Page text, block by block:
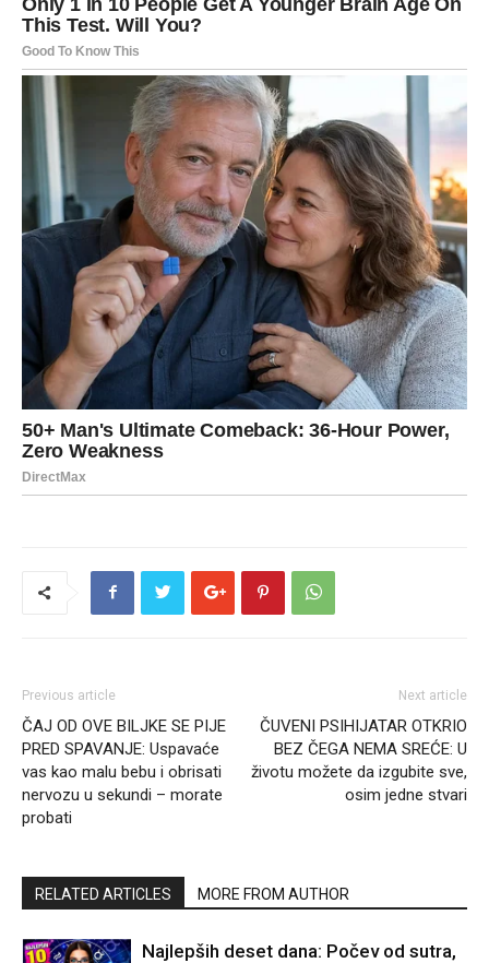
Previous article
ČAJ OD OVE BILJKE SE PIJE
PRED SPAVANJE: Uspavaće
vas kao malu bebu i obrisati
nervozu u sekundi – morate
probati
Next article
ČUVENI PSIHIJATAR OTKRIO
BEZ ČEGA NEMA SREĆE: U
životu možete da izgubite sve,
osim jedne stvari
RELATED ARTICLES MORE FROM AUTHOR
Najlepših deset dana: Počev od sutra,